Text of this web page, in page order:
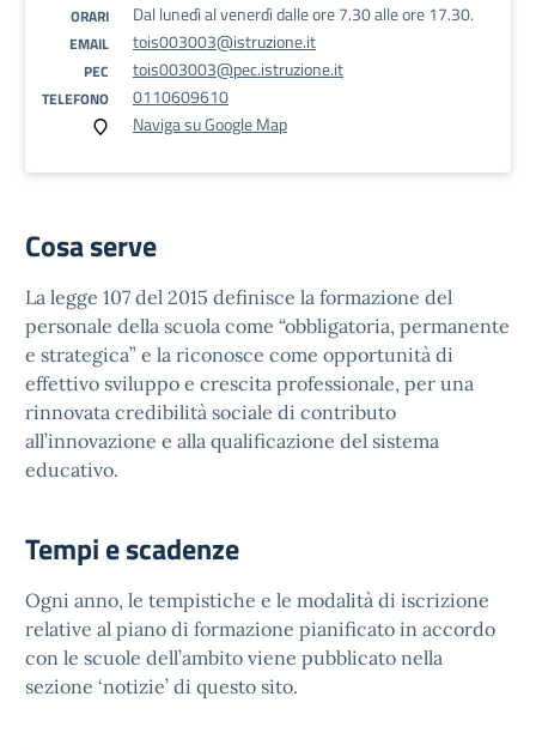
ORARI Dal lunedì al venerdì dalle ore 7.30 alle ore 17.30.
EMAIL tois003003@istruzione.it
PEC tois003003@pec.istruzione.it
TELEFONO
0110609610
Naviga su Google Map
Cosa serve
La legge 107 del 2015 definisce la formazione del
personale della scuola come “obbligatoria, permanente
e strategica” e la riconosce come opportunità di
effettivo sviluppo e crescita professionale, per una
rinnovata credibilità sociale di contributo
all’innovazione e alla qualificazione del sistema
educativo.
Tempi e scadenze
Ogni anno, le tempistiche e le modalità di iscrizione
relative al piano di formazione pianificato in accordo
con le scuole dell’ambito viene pubblicato nella
sezione ‘notizie’ di questo sito.